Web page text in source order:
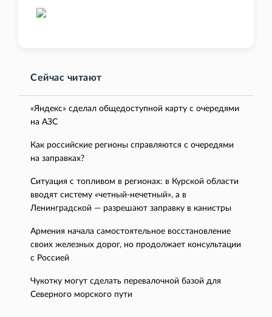
Сейчас читают
«Яндекс» сделал общедоступной карту с очередями
на АЗС
Как российские регионы справляются с очередями
на заправках?
Ситуация с топливом в регионах: в Курской области
вводят систему «четный-нечетный», а в
Ленинградской — разрешают заправку в канистры
Армения начала самостоятельное восстановление
своих железных дорог, но продолжает консультации
с Россией
Чукотку могут сделать перевалочной базой для
Северного морского пути